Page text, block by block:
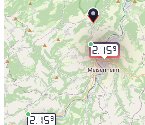
2.159
2.159